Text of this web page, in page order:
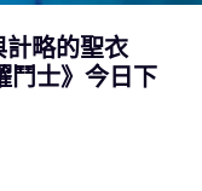
計略的聖衣
鬥士》今日下